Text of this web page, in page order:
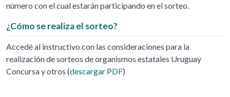
número con el cual estarán participando en el sorteo.
¿Cómo se realiza el sorteo?
Accedé al instructivo con las consideraciones para la
realización de sorteos de organismos estatales Uruguay
Concursa y otros (descargar PDF)